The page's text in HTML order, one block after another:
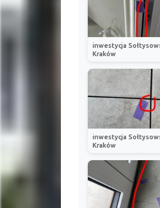
inwestycja
Kraków
inwestycja
Kraków